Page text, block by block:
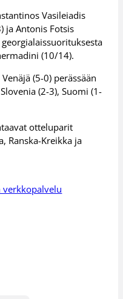
Vasileiadis
ja Antonis Fotsis
(10/14).
(5-0) perässään
(2-3), Suomi (1-
otteluparit
Ranska-Kreikka ja
verkkopalvelu